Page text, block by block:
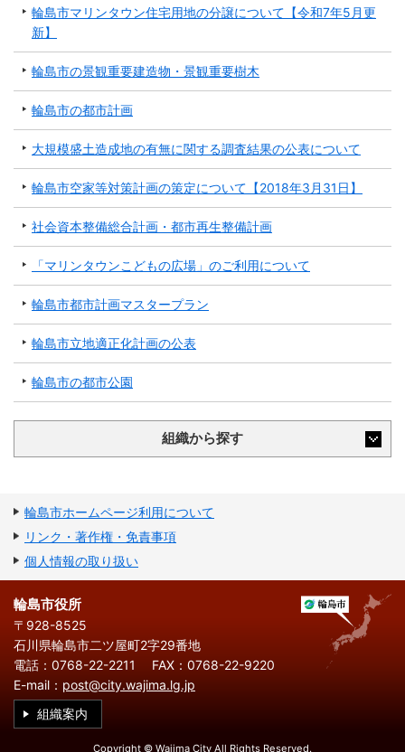
輪島市マリンタウン住宅用地の分譲について【令和7年5月更
新】
輪島市の景観重要建造物・景観重要樹木
輪島市の都市計画
大規模盛土造成地の有無に関する調査結果の公表について
輪島市空家等対策計画の策定について【2018年3月31日】
社会資本整備総合計画・都市再生整備計画
「マリンタウンこどもの広場」のご利用について
輪島市都市計画マスタープラン
輪島市立地適正化計画の公表
輪島市の都市公園
組織から探す
輪島市ホームページ利用について
リンク・著作権・免責事項
個人情報の取り扱い
輪島市役所
〒928-8525
石川県輪島市二ツ屋町2字29番地
電話：0768-22-2211
FAX：0768-22-9220
E-mail： post@city.wajima.lg.jp
組織案内
Copyright © Wajima City All Rights Reserved.